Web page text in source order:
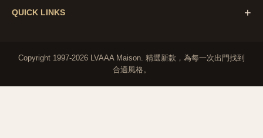
QUICK LINKS +
Copyright 1997-2026 LVAAA Maison. 精選新款，為每一次出門找到
合適風格。